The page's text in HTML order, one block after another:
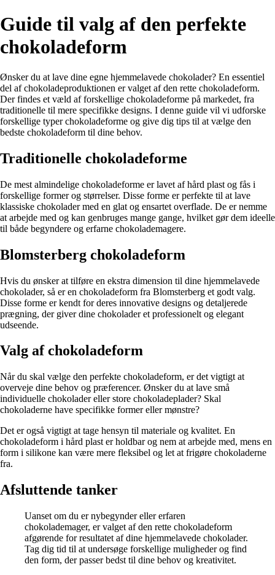
Guide til valg af den perfekte
chokoladeform
Ønsker du at lave dine egne hjemmelavede chokolader? En essentiel
del af chokoladeproduktionen er valget af den rette chokoladeform.
Der findes et væld af forskellige chokoladeforme på markedet, fra
traditionelle til mere specifikke designs. I denne guide vil vi udforske
forskellige typer chokoladeforme og give dig tips til at vælge den
bedste chokoladeform til dine behov.
Traditionelle chokoladeforme
De mest almindelige chokoladeforme er lavet af hård plast og fås i
forskellige former og størrelser. Disse forme er perfekte til at lave
klassiske chokolader med en glat og ensartet overflade. De er nemme
at arbejde med og kan genbruges mange gange, hvilket gør dem ideelle
til både begyndere og erfarne chokolademagere.
Blomsterberg chokoladeform
Hvis du ønsker at tilføre en ekstra dimension til dine hjemmelavede
chokolader, så er en chokoladeform fra Blomsterberg et godt valg.
Disse forme er kendt for deres innovative designs og detaljerede
prægning, der giver dine chokolader et professionelt og elegant
udseende.
Valg af chokoladeform
Når du skal vælge den perfekte chokoladeform, er det vigtigt at
overveje dine behov og præferencer. Ønsker du at lave små
individuelle chokolader eller store chokoladeplader? Skal
chokoladerne have specifikke former eller mønstre?
Det er også vigtigt at tage hensyn til materiale og kvalitet. En
chokoladeform i hård plast er holdbar og nem at arbejde med, mens en
form i silikone kan være mere fleksibel og let at frigøre chokoladerne
fra.
Afsluttende tanker
Uanset om du er nybegynder eller erfaren
chokolademager, er valget af den rette chokoladeform
afgørende for resultatet af dine hjemmelavede chokolader.
Tag dig tid til at undersøge forskellige muligheder og find
den form, der passer bedst til dine behov og kreativitet.